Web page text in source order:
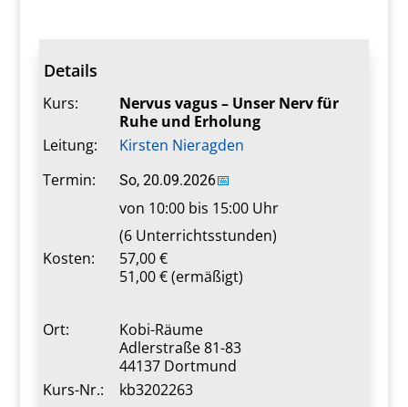
Details
Kurs:
Nervus vagus – Unser Nerv für
Ruhe und Erholung
Leitung:
Kirsten Nieragden
Termin:
So, 20.09.2026📅
von 10:00 bis 15:00 Uhr
(6 Unterrichtsstunden)
Kosten:
57,00 €
51,00 € (ermäßigt)
Ort:
Kobi-Räume
Adlerstraße 81-83
44137 Dortmund
Kurs-Nr.:
kb3202263